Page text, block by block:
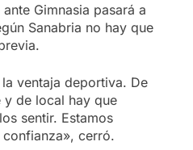
Gimnasia pasará a
Sanabria no hay que
ventaja deportiva. De
y de local hay que
sentir. Estamos
cerró.